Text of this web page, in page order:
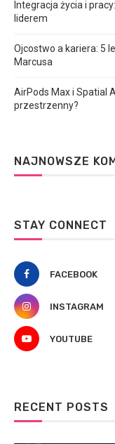
Integracja życia i
liderem
Ojcostwo a kariera: 5
Marcusa
AirPods Max i Spatial
przestrzenny?
NAJNOWSZE
STAY CONNECT
FACEBOOK
INSTAGRAM
YOUTUBE
RECENT POSTS